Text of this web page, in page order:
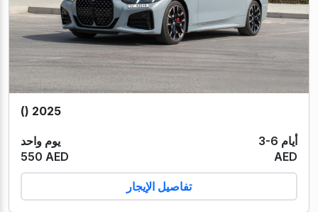
() 2025
يوم واحد
3-6 أيام
550 AED
AED
تفاصيل الإيجار